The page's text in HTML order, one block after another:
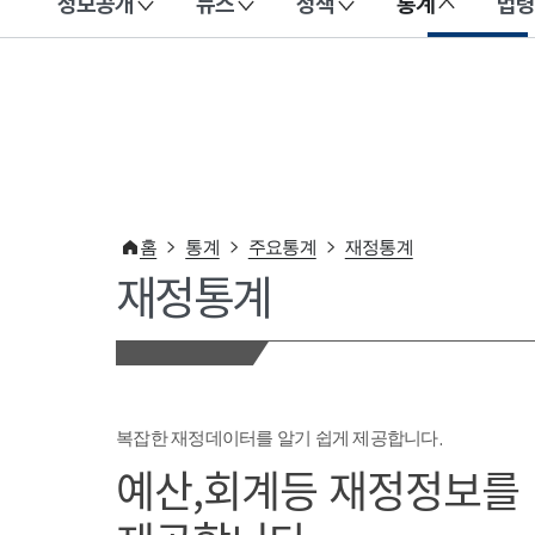
이 누리집은 대한민국 공식 전자정부 누리집입니다.
홈 통계 주요통계 재정통계
재정통계
복잡한 재정데이터를 알기 쉽게 제공합니다.
예산,회계등 재정정보를